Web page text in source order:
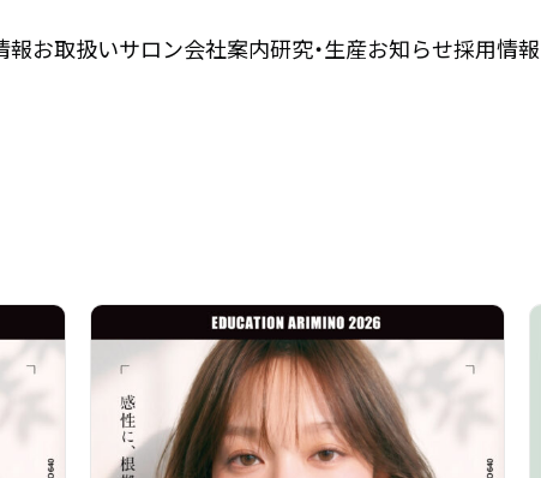
報お取扱いサロン会社案内研究・生産お知らせ採用情報